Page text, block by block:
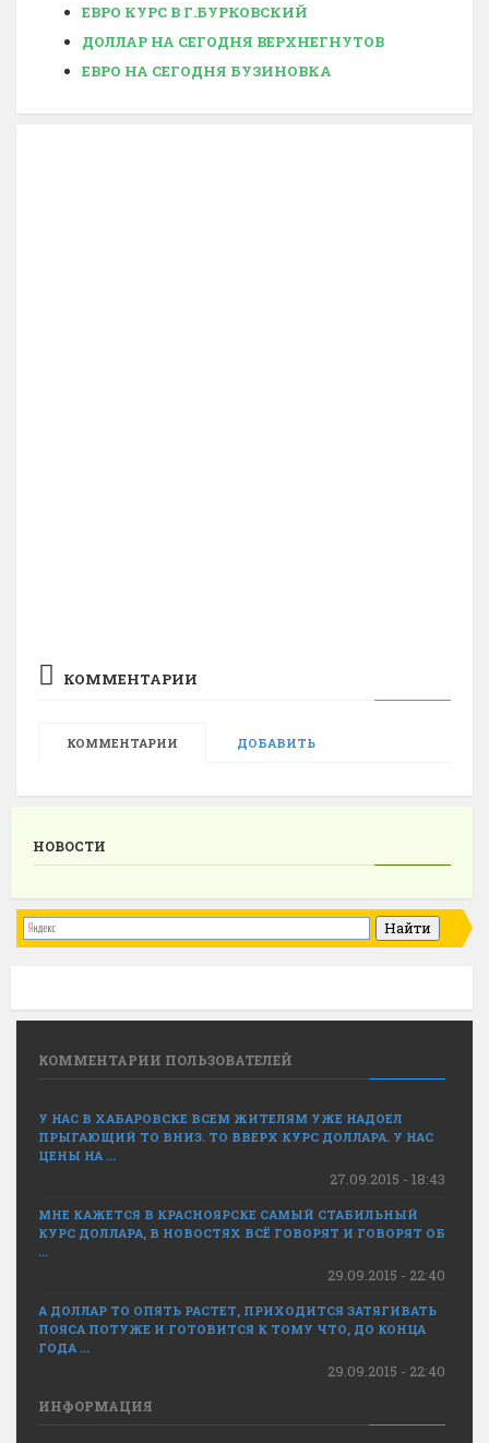
ЕВРО КУРС В Г.БУРКОВСКИЙ
ДОЛЛАР НА СЕГОДНЯ ВЕРХНЕГНУТОВ
ЕВРО НА СЕГОДНЯ БУЗИНОВКА
КОММЕНТАРИИ
КОММЕНТАРИИ ДОБАВИТЬ
НОВОСТИ
КОММЕНТАРИИ ПОЛЬЗОВАТЕЛЕЙ
У НАС В ХАБАРОВСКЕ ВСЕМ ЖИТЕЛЯМ УЖЕ НАДОЕЛ
ПРЫГАЮЩИЙ ТО ВНИЗ. ТО ВВЕРХ КУРС ДОЛЛАРА. У НАС
ЦЕНЫ НА ...
27.09.2015 - 18:43
МНЕ КАЖЕТСЯ В КРАСНОЯРСКЕ САМЫЙ СТАБИЛЬНЫЙ
КУРС ДОЛЛАРА, В НОВОСТЯХ ВСЁ ГОВОРЯТ И ГОВОРЯТ ОБ
...
29.09.2015 - 22:40
А ДОЛЛАР ТО ОПЯТЬ РАСТЕТ, ПРИХОДИТСЯ ЗАТЯГИВАТЬ
ПОЯСА ПОТУЖЕ И ГОТОВИТСЯ К ТОМУ ЧТО, ДО КОНЦА
ГОДА ...
29.09.2015 - 22:40
ИНФОРМАЦИЯ